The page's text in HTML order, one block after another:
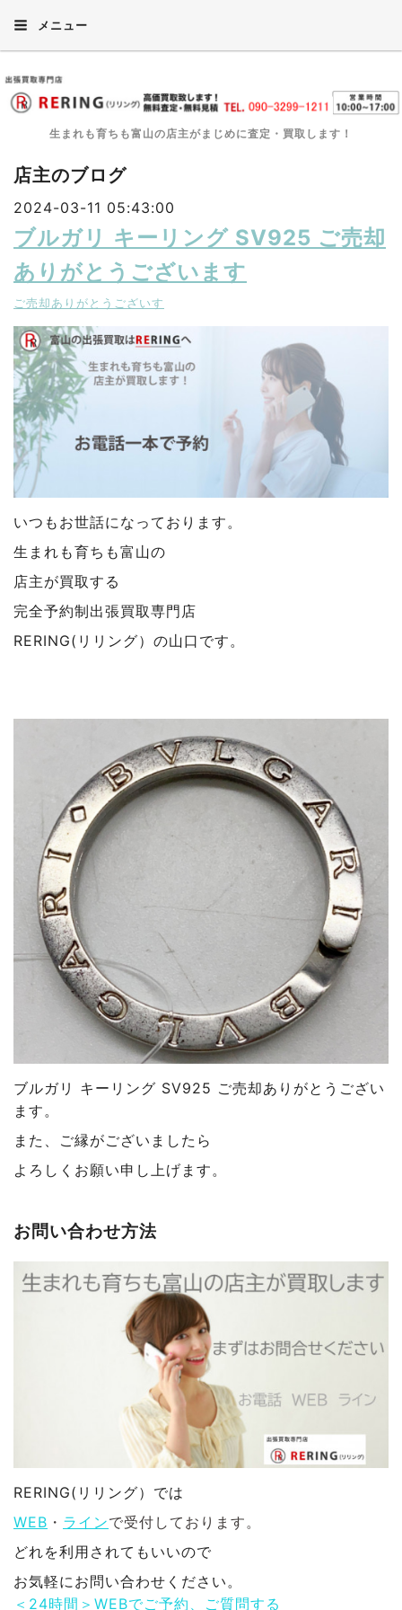
メニュー
生まれも育ちも富山の店主がまじめに査定・買取します！
店主のブログ
2024-03-11 05:43:00
ブルガリ キーリング SV925 ご売却
ありがとうございます
ご売却ありがとうございす
いつもお世話になっております。
生まれも育ちも富山の
店主が買取する
完全予約制出張買取専門店
RERING(リリング）の山口です。
ブルガリ キーリング SV925 ご売却ありがとうござい
ます。
また、ご縁がございましたら
よろしくお願い申し上げます。
お問い合わせ方法
RERING(リリング）では
WEB ・ ラインで受付しております。
どれを利用されてもいいので
お気軽にお問い合わせください。
＜24時間＞WEBでご予約、ご質問する